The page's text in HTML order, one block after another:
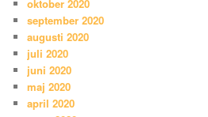
oktober 2020
september 2020
augusti 2020
juli 2020
juni 2020
maj 2020
april 2020